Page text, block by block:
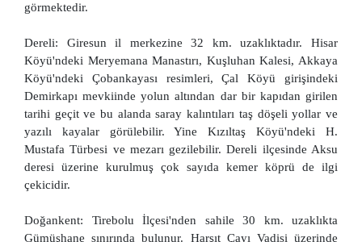
görmektedir.
Dereli: Giresun il merkezine 32 km. uzaklıktadır. Hisar
Köyü'ndeki Meryemana Manastırı, Kuşluhan Kalesi, Akkaya
Köyü'ndeki Çobankayası resimleri, Çal Köyü girişindeki
Demirkapı mevkiinde yolun altından dar bir kapıdan girilen
tarihi geçit ve bu alanda saray kalıntıları taş döşeli yollar ve
yazılı kayalar görülebilir. Yine Kızıltaş Köyü'ndeki H.
Mustafa Türbesi ve mezarı gezilebilir. Dereli ilçesinde Aksu
deresi üzerine kurulmuş çok sayıda kemer köprü de ilgi
çekicidir.
Doğankent: Tirebolu İlçesi'nden sahile 30 km. uzaklıkta
Gümüşhane sınırında bulunur. Harşıt Çayı Vadisi üzerinde